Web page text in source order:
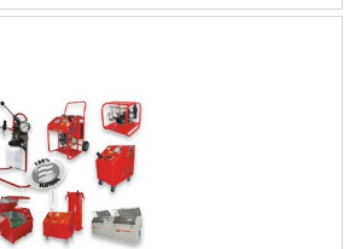
sob baixa tolerância.
altas vazões
pressões de até 7.000
ADIC.